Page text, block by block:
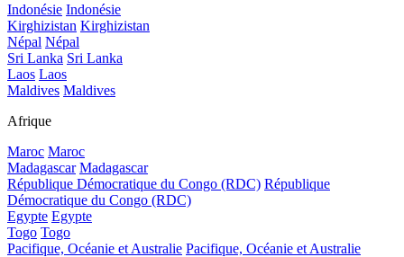
Indonésie Indonésie
Kirghizistan Kirghizistan
Népal Népal
Sri Lanka Sri Lanka
Laos Laos
Maldives Maldives
Afrique
Maroc Maroc
Madagascar Madagascar
République Démocratique du Congo (RDC) République
Démocratique du Congo (RDC)
Egypte Egypte
Togo Togo
Pacifique, Océanie et Australie Pacifique, Océanie et Australie